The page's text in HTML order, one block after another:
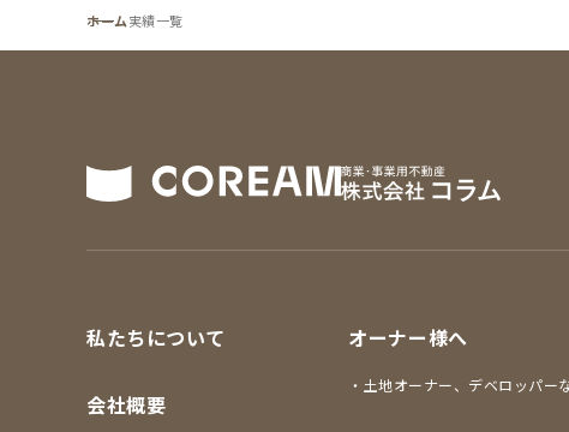
ホーム実績一覧
私たちについて
会社概要
オーナー様へ
土地オーナー、デベロッパー